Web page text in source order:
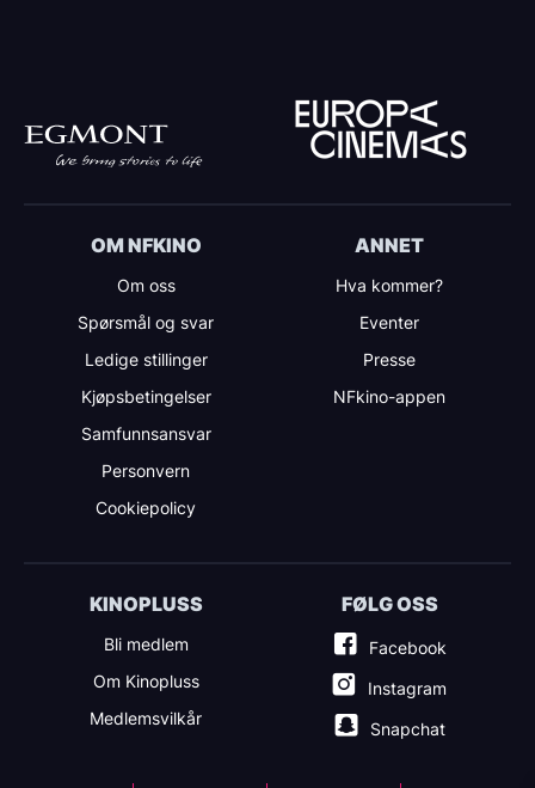
OM NFKINO
Om oss
Spørsmål og svar
Ledige stillinger
Kjøpsbetingelser
Samfunnsansvar
Personvern
Cookiepolicy
ANNET
Hva kommer?
Eventer
Presse
NFkino-appen
KINOPLUSS
Bli medlem
Om Kinopluss
Medlemsvilkår
FØLG OSS
Facebook
Instagram
Snapchat